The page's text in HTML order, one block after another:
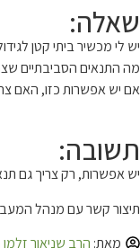
שאלה:
יש לי מכשיר ביתי קטן
מה התנאים הסביבתיים
אם יש אפשרות כזו, האם
תשובה:
יש אפשרות, רק צריך גם
תיצור קשר עם מנהל
מאת: הרב שניאור זלמן